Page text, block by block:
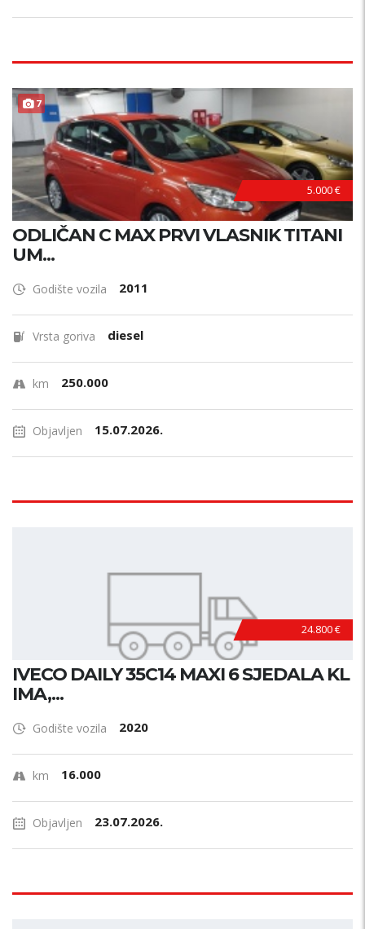
7
5.000 €
ODLIČAN C MAX PRVI VLASNIK TITANI
UM...
Godište vozila 2011
Vrsta goriva diesel
km 250.000
Objavljen 15.07.2026.
24.800 €
IVECO DAILY 35C14 MAXI 6 SJEDALA KL
IMA,...
Godište vozila 2020
km 16.000
Objavljen 23.07.2026.